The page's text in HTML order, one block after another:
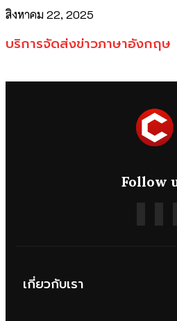
สิงหาคม 22, 2025
บริการจัดส่งข่าวภาษาอังกฤษ
Follow
เกี่ยวกับเรา